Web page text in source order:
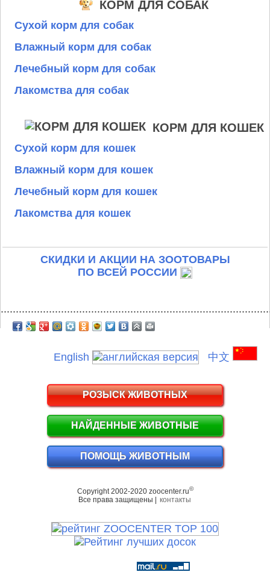
КОРМ ДЛЯ СОБАК
Сухой корм для собак
Влажный корм для собак
Лечебный корм для собак
Лакомства для собак
КОРМ ДЛЯ КОШЕК
Сухой корм для кошек
Влажный корм для кошек
Лечебный корм для кошек
Лакомства для кошек
СКИДКИ И АКЦИИ НА ЗООТОВАРЫ
ПО ВСЕЙ РОССИИ
English 中文
РОЗЫСК ЖИВОТНЫХ
НАЙДЕННЫЕ ЖИВОТНЫЕ
ПОМОЩЬ ЖИВОТНЫМ
Copyright 2002-2020 zoocenter.ru©
Все права защищены | контакты